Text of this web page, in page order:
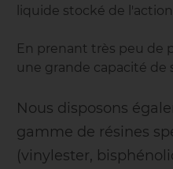
liquide stocké de
En prenant très peu de
une grande capacité de
Nous disposons
gamme de résines
(vinylester,